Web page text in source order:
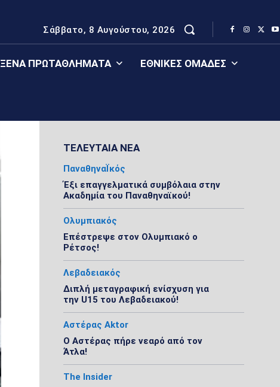
Σάββατο, 8 Αυγούστου, 2026
ΞΈΝΑ ΠΡΩΤΑΘΛΉΜΑΤΑ ΕΘΝΙΚΈΣ ΟΜΆΔΕΣ
ΤΕΛΕΥΤΑΙΑ ΝΕΑ
ΠαναθηναΪκός
Έξι επαγγελματικά συμβόλαια στην
Ακαδημία του Παναθηναϊκού!
Ολυμπιακός
Επέστρεψε στον Ολυμπιακό ο
Ρέτσος!
Λεβαδειακός
Διπλή μεταγραφική ενίσχυση για
την U15 του Λεβαδειακού!
Αστέρας Aktor
Ο Αστέρας πήρε νεαρό από τον
Άτλα!
The Insider